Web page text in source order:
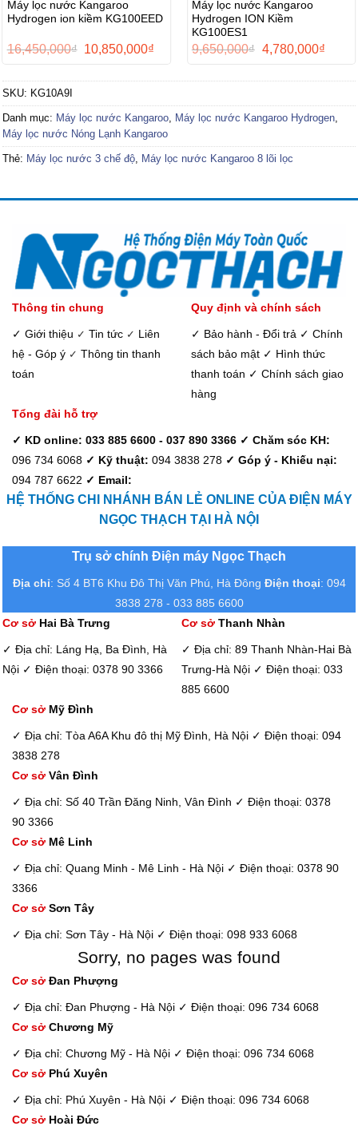
Máy lọc nước Kangaroo
Hydrogen ion kiềm KG100EED
16,450,000₫ Giá
16,450,000₫.
10,850,000₫
là:
Máy lọc nước Kangaroo
Hydrogen ION Kiềm
KG100ES1
9,650,000₫ Giá
9,650,000₫.
4,780,000₫Giá
là:
SKU: KG10A9I
Danh mục: Máy lọc nước Kangaroo, Máy lọc nước Kangaroo Hydrogen,
Máy lọc nước Nóng Lạnh Kangaroo
Thẻ: Máy lọc nước 3 chế độ, Máy lọc nước Kangaroo 8 lõi lọc
Thông tin chung
✓ Giới thiệu ✓ Tin tức ✓ Liên
hệ - Góp ý ✓ Thông tin thanh
toán
Quy định và chính sách
✓ Bảo hành - Đổi trả ✓ Chính
sách bảo mật ✓ Hình thức
thanh toán ✓ Chính sách giao
hàng
Tổng đài hỗ trợ
✓ KD online: 033 885 6600 - 037 890 3366 ✓ Chăm sóc KH:
096 734 6068 ✓ Kỹ thuật: 094 3838 278 ✓ Góp ý - Khiếu nại:
094 787 6622 ✓ Email:
HỆ THỐNG CHI NHÁNH BÁN LẺ ONLINE CỦA ĐIỆN MÁY
NGỌC THẠCH TẠI HÀ NỘI
Trụ sở chính Điện máy Ngọc Thạch
Địa chỉ: Số 4 BT6 Khu Đô Thị Văn Phú, Hà Đông Điện thoại: 094
3838 278 - 033 885 6600
Cơ sởHai Bà Trưng
✓ Địa chỉ: Láng Hạ, Ba Đình, Hà
Nội ✓ Điện thoại: 0378 90 3366
Cơ sởThanh Nhàn
✓ Địa chỉ: 89 Thanh Nhàn-Hai Bà
Trưng-Hà Nội ✓ Điện thoại: 033
885 6600
Cơ sở Mỹ Đình
✓ Địa chỉ: Tòa A6A Khu đô thị Mỹ Đình, Hà Nội ✓ Điện thoại: 094
3838 278
Cơ sở Vân Đình
✓ Địa chỉ: Số 40 Trần Đăng Ninh, Vân Đình ✓ Điện thoại: 0378
90 3366
Cơ sở Mê Linh
✓ Địa chỉ: Quang Minh - Mê Linh - Hà Nội ✓ Điện thoại: 0378 90
3366
Cơ sở Sơn Tây
✓ Địa chỉ: Sơn Tây - Hà Nội ✓ Điện thoại: 098 933 6068
Sorry, no pages was found
Cơ sở Đan Phượng
✓ Địa chỉ: Đan Phượng - Hà Nội ✓ Điện thoại: 096 734 6068
Cơ sở Chương Mỹ
✓ Địa chỉ: Chương Mỹ - Hà Nội ✓ Điện thoại: 096 734 6068
Cơ sở Phú Xuyên
✓ Địa chỉ: Phú Xuyên - Hà Nội ✓ Điện thoại: 096 734 6068
Cơ sở Hoài Đức